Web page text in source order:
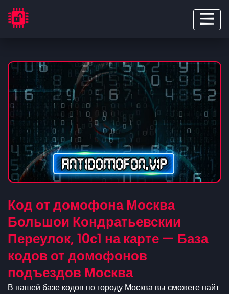
Код от домофона Москва
Большои Кондратьевскии
Переулок, 10с1 на карте — База
кодов от домофонов
подъездов Москва
В нашей базе кодов по городу Москва вы сможете найт